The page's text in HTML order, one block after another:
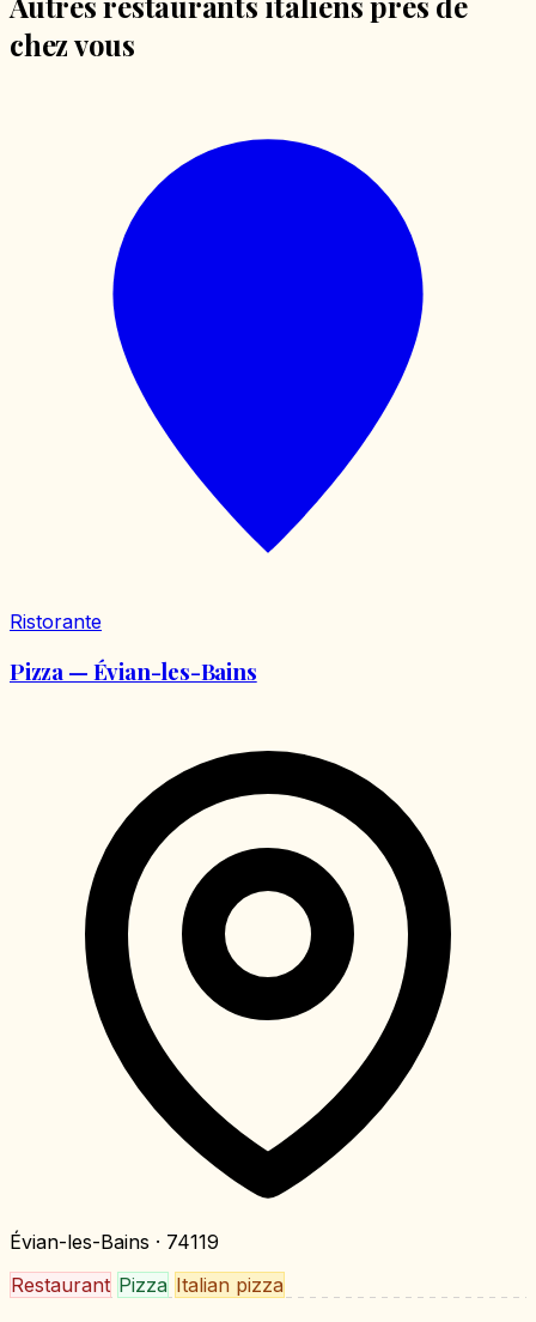
chez vous
Ristorante
Pizza — Évian-les-Bains
Évian-les-Bains · 74119
Restaurant Pizza Italian pizza